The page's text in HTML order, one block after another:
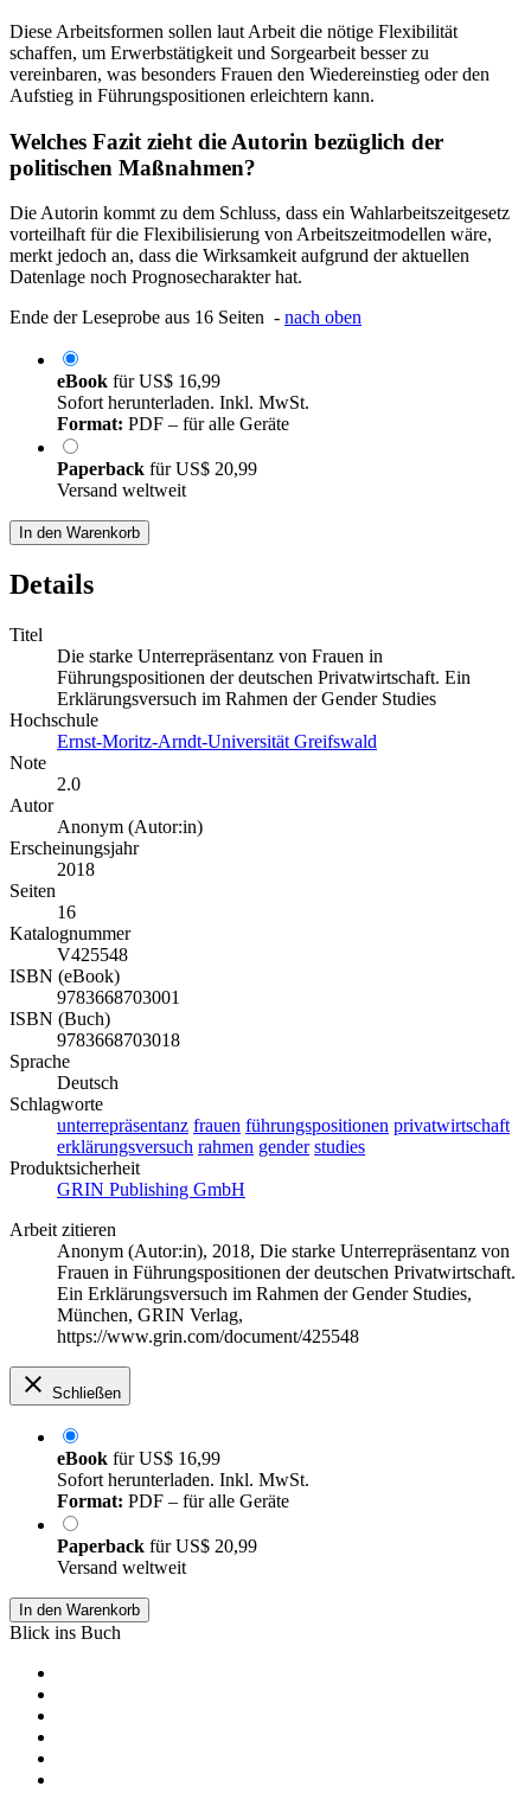
Diese Arbeitsformen sollen laut Arbeit die nötige Flexibilität
schaffen, um Erwerbstätigkeit und Sorgearbeit besser zu
vereinbaren, was besonders Frauen den Wiedereinstieg oder den
Aufstieg in Führungspositionen erleichtern kann.
Welches Fazit zieht die Autorin bezüglich der
politischen Maßnahmen?
Die Autorin kommt zu dem Schluss, dass ein Wahlarbeitszeitgesetz
vorteilhaft für die Flexibilisierung von Arbeitszeitmodellen wäre,
merkt jedoch an, dass die Wirksamkeit aufgrund der aktuellen
Datenlage noch Prognosecharakter hat.
Ende der Leseprobe aus 16 Seiten - nach oben
eBook fürUS$ 16,99
Sofort herunterladen. Inkl. MwSt.
Format: PDF – für alle Geräte
Paperback fürUS$ 20,99
Versand weltweit
In den Warenkorb
Details
Titel
Die starke Unterrepräsentanz von Frauen in
Führungspositionen der deutschen Privatwirtschaft. Ein
Erklärungsversuch im Rahmen der Gender Studies
Hochschule
Ernst-Moritz-Arndt-Universität Greifswald
Note
2.0
Autor
Anonym (Autor:in)
Erscheinungsjahr
2018
Seiten
16
Katalognummer
V425548
ISBN (eBook)
9783668703001
ISBN (Buch)
9783668703018
Sprache
Deutsch
Schlagworte
unterrepräsentanz frauen führungspositionen privatwirtschaft
erklärungsversuch rahmen gender studies
Produktsicherheit
GRIN Publishing GmbH
Arbeit zitieren
Anonym (Autor:in), 2018, Die starke Unterrepräsentanz von
Frauen in Führungspositionen der deutschen Privatwirtschaft.
Ein Erklärungsversuch im Rahmen der Gender Studies,
München, GRIN Verlag,
https://www.grin.com/document/425548
Schließen
eBook fürUS$ 16,99
Sofort herunterladen. Inkl. MwSt.
Format: PDF – für alle Geräte
Paperback fürUS$ 20,99
Versand weltweit
In den Warenkorb
Blick ins Buch